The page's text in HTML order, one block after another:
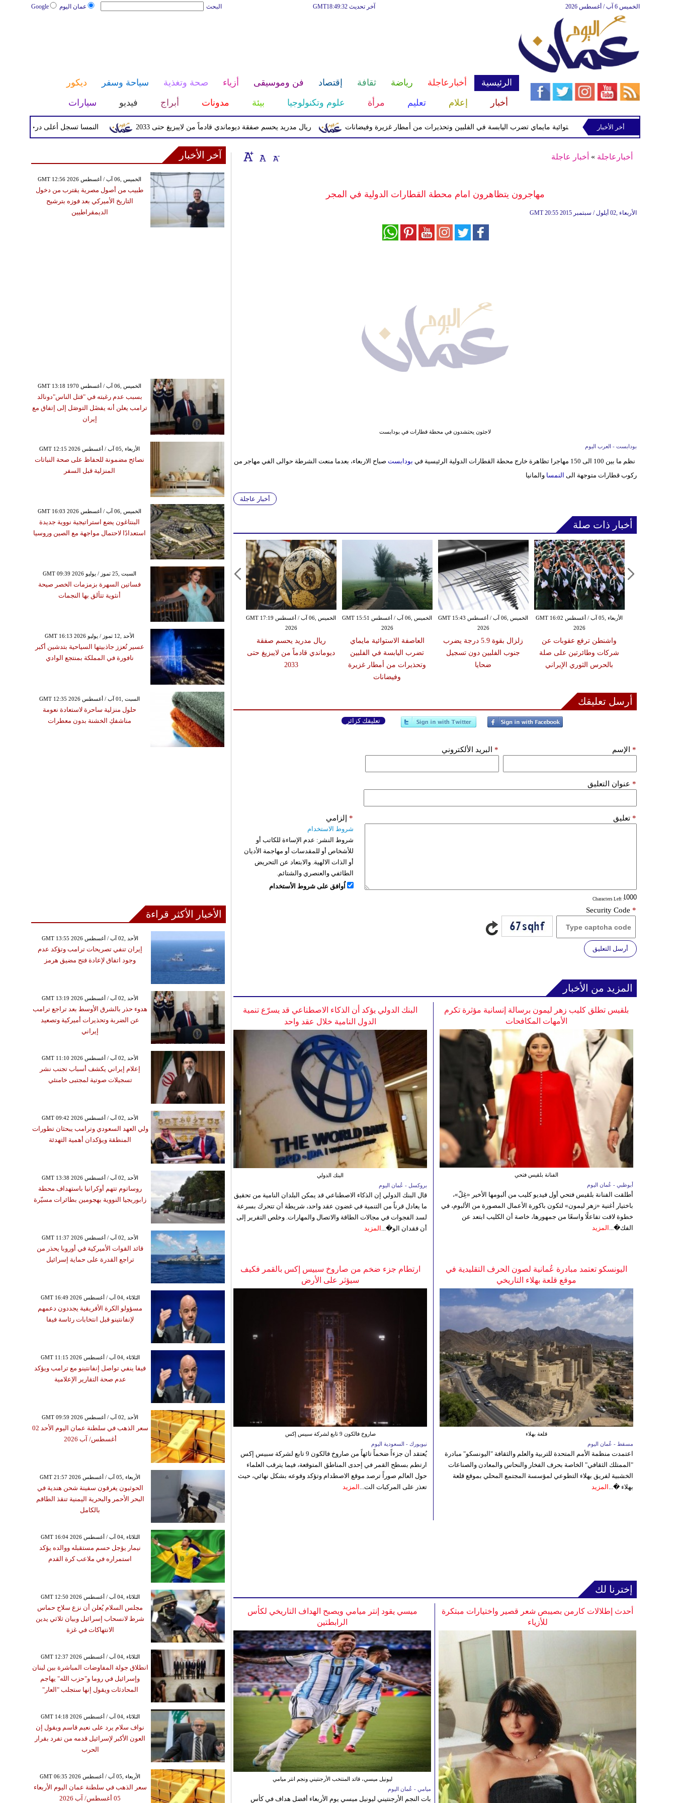
عمان اليوم Google البحث آخر تحديث GMT18:49:32 الخميس 6 آب / أغسطس 2026
الرئيسية أخبارعاجلة رياضة ثقافة إقتصاد فن وموسيقى أزياء صحة وتغذية سياحة وسفر
ديكور
أخبار
إعلام تعليم مرأة علوم وتكنولوجيا بيئة مدونات أبراج فيديو سيارات
النمسا تسجل أعلى درجة حرارة في تاريخها مع ريال مدريد يحسم صفقة ديوماندي قادماً من لايبزيغ حتى 2033 العاصفة الاستوائية مايماي تضرب اليابسة في الفلبين وتحذيرات من أمطار غزيرة وفيضانات
أخر الأخبار
أخبارعاجلة » أخبار عاجلة
مهاجرون يتظاهرون امام محطة القطارات الدولية في المجر
GMT 20:55 2015 الأربعاء ,02 أيلول / سبتمبر
لاجئون يحتشدون في محطة قطارات في بودابست
بودابست - العرب اليوم
نظم ما بين 100 الى 150 مهاجرا تظاهرة خارج محطة القطارات الدولية الرئيسية في بودابست صباح الاربعاء، بعدما منعت الشرطة حوالى الفي مهاجر من
ركوب قطارات متوجهة الى النمسا والمانيا
أخبار عاجلة
أخبار ذات صلة
الخميس ,06 آب / أغسطس GMT 17:19
2026
ريال مدريد يحسم صفقة
ديوماندي قادماً من لايبزيغ حتى
2033
الخميس ,06 آب / أغسطس GMT 15:51
2026
العاصفة الاستوائية مايماي
تضرب اليابسة في الفلبين
وتحذيرات من أمطار غزيرة
وفيضانات
الخميس ,06 آب / أغسطس GMT 15:43
2026
زلزال بقوة 5.9 درجة يضرب
جنوب الفلبين دون تسجيل
ضحايا
الأربعاء ,05 آب / أغسطس GMT 16:02
2026
واشنطن ترفع عقوبات عن
شركات وطائرتين على صلة
بالحرس الثوري الإيراني
أرسل تعليقك
تعليقك كزائر
الإسم * البريد الألكتروني *
عنوان التعليق *
تعليق *
: Characters Left
إلزامي *
شروط الاستخدام
شروط النشر: عدم الإساءة للكاتب أو
للأشخاص أو للمقدسات أو مهاجمة الأديان
أو الذات الالهية. والابتعاد عن التحريض
الطائفي والعنصري والشتائم.
اُوافق على شروط الأستخدام
Security Code *
أرسل التعليق
المزيد من الأخبار
البنك الدولي يؤكد أن الذكاء الاصطناعي قد يسرّع تنمية
الدول النامية خلال عقد واحد
البنك الدولي
بروكسل - عُمان اليوم
قال البنك الدولي إن الذكاء الاصطناعي قد يمكن البلدان النامية من تحقيق
ما يعادل قرناً من التنمية في غضون عقد واحد، شريطة أن تتحرك بسرعة
لسد الفجوات في مجالات الطاقة والاتصال والمهارات. وخلص التقرير إلى
أن فقدان الو�... المزيد
بلقيس تطلق كليب زهر ليمون برسالة إنسانية مؤثرة تكرم
الأمهات المكافحات
الفنانة بلقيس فتحي
أبوظبي - عُمان اليوم
أطلقت الفنانة بلقيس فتحي أول فيديو كليب من ألبومها الأخير «غِلّ»،
باختيار أغنية «زهر ليمون» لتكون باكورة الأعمال المصورة من الألبوم، في
خطوة لاقت تفاعلًا واسعًا من جمهورها، خاصة أن الكليب ابتعد عن
الفك�... المزيد
ارتطام جزء ضخم من صاروخ سبيس إكس بالقمر فكيف
سيؤثر على الأرض
صاروخ فالكون 9 تابع لشركة سبيس إكس
نيويورك - السعودية اليوم
يُعتقد أن جزءاً ضخماً تائهاً من صاروخ فالكون 9 تابع لشركة سبيس إكس
ارتطم بسطح القمر في إحدى المناطق المتوقعة، فيما يترقب العلماء
حول العالم صوراً ترصد موقع الاصطدام وتؤكد وقوعه بشكل نهائي، حيث
تعذر على المركبات الت... المزيد
اليونسكو تعتمد مبادرة عُمانية لصون الحرف التقليدية في
موقع قلعة بهلاء التاريخي
قلعة بهلاء
مسقط - عُمان اليوم
اعتمدت منظمة الأمم المتحدة للتربية والعلم والثقافة "اليونسكو" مبادرة
"الممتلك الثقافي" الخاصة بحرف الفخار والنحاس والمعادن والصناعات
الخشبية لفريق بهلاء التطوعي لمؤسسة المجتمع المحلي بموقع قلعة
بهلاء �... المزيد
إخترنا لك
ميسي يقود إنتر ميامي ويصبح الهداف التاريخي لكأس
الرابطتين
ليونيل ميسي، قائد المنتخب الأرجنتيني ونجم انتر ميامي
ميامي - عُمان اليوم
بات النجم الأرجنتيني ليونيل ميسي يوم الأربعاء أفضل هداف في كأس
أحدث إطلالات كارمن بصيبص شعر قصير واختيارات مبتكرة
للأزياء
آخر الأخبار
GMT 12:56 2026 الخميس ,06 آب / أغسطس
طبيب من أصول مصرية يقترب من دخول
التاريخ الأميركي بعد فوزه بترشيح
الديمقراطيين
GMT 13:18 1970 الخميس ,06 آب / أغسطس
بسبب عدم رغبته في "قتل الناس"دونالد
ترامب يعلن أنه يفضَل التوصَل إلى إتفاق مع
إيران
GMT 12:15 2026 الأربعاء ,05 آب / أغسطس
نصائح مضمونة للحفاظ على صحة النباتات
المنزلية قبل السفر
GMT 16:03 2026 الخميس ,06 آب / أغسطس
البنتاغون يضع استراتيجية نووية جديدة
استعدادًا لاحتمال مواجهة مع الصين وروسيا
GMT 09:39 2026 السبت ,25 تموز / يوليو
فساتين السهرة بزمزمات الخصر صيحة
أنثوية تتألق بها النجمات
GMT 16:13 2026 الأحد ,12 تموز / يوليو
عسير تُعزز جاذبيتها السياحية بتدشين أكبر
نافورة في المملكة بمنتجع الوادي
GMT 12:35 2026 السبت ,01 آب / أغسطس
حلول منزلية ساحرة لاستعادة نعومة
مناشفكِ الخشنة بدون معطرات
الأخبار الأكثر قراءة
GMT 13:55 2026 الأحد ,02 آب / أغسطس
إيران تنفي تصريحات ترامب وتؤكد عدم
وجود اتفاق لإعادة فتح مضيق هرمز
GMT 13:19 2026 الأحد ,02 آب / أغسطس
هدوء حذر بالشرق الأوسط بعد تراجع ترامب
عن الضربة وتحذيرات أميركية وتصعيد
إيراني
GMT 11:10 2026 الأحد ,02 آب / أغسطس
إعلام إيراني يكشف أسباب تجنب نشر
تسجيلات صوتية لمجتبى خامنئي
GMT 09:42 2026 الأحد ,02 آب / أغسطس
ولي العهد السعودي وترامب يبحثان تطورات
المنطقة ويؤكدان أهمية التهدئة
GMT 13:38 2026 الأحد ,02 آب / أغسطس
روساتوم تتهم أوكرانيا باستهداف محطة
زابوريجيا النووية بهجومين بطائرات مسيّرة
GMT 11:37 2026 الأحد ,02 آب / أغسطس
قائد القوات الأميركية في أوروبا يحذر من
تراجع القدرة على حماية إسرائيل
GMT 16:49 2026 الثلاثاء ,04 آب / أغسطس
مسؤولو الكرة الأفريقية يجددون دعمهم
لإنفانتينو قبل انتخابات رئاسة فيفا
GMT 11:15 2026 الثلاثاء ,04 آب / أغسطس
فيفا ينفي تواصل إنفانتينو مع ترامب ويؤكد
عدم صحة التقارير الإعلامية
GMT 09:59 2026 الأحد ,02 آب / أغسطس
سعر الذهب في سلطنة عمان اليوم الأحد 02
أغسطس/ آب 2026
GMT 21:57 2026 الأربعاء ,05 آب / أغسطس
الحوثيون يغرقون سفينة شحن هندية في
البحر الأحمر والبحرية اليمنية تنقذ الطاقم
بالكامل
GMT 16:04 2026 الثلاثاء ,04 آب / أغسطس
نيمار يؤجل حسم مستقبله ووالده يؤكد
استمراره في ملاعب كرة القدم
GMT 12:50 2026 الثلاثاء ,04 آب / أغسطس
مجلس السلام يُعلن أن نزع سلاح حماس
شرط لانسحاب إسرائيل وبيان ثلاثي يدين
الانتهاكات في غزة
GMT 12:37 2026 الثلاثاء ,04 آب / أغسطس
انطلاق جولة المفاوضات المباشرة بين لبنان
وإسرائيل في روما و"حزب الله" يهاجم
المحادثات ويقول إنها ستجلب "العار"
GMT 14:18 2026 الثلاثاء ,04 آب / أغسطس
نواف سلام يرد على نعيم قاسم ويقول إن
العون الأكبر لإسرائيل قدمه من تفرد بقرار
الحرب
GMT 06:35 2026 الأربعاء ,05 آب / أغسطس
سعر الذهب في سلطنة عمان اليوم الأربعاء
05 أغسطس/ آب 2026